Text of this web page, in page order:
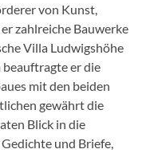
von Kunst,
zahlreiche Bauwerke
Villa Ludwigshöhe
beauftragte er die
mit den beiden
gewährt die
Blick in die
und Briefe,